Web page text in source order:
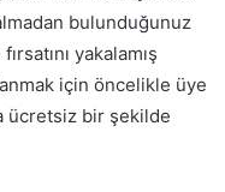
bulunduğunuz
yakalamış
için öncelikle üye
ücretsiz bir şekilde